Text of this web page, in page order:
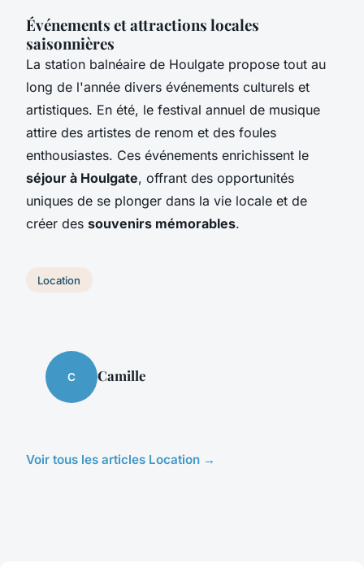
Événements et attractions locales
saisonnières
La station balnéaire de Houlgate propose tout au
long de l'année divers événements culturels et
artistiques. En été, le festival annuel de musique
attire des artistes de renom et des foules
enthousiastes. Ces événements enrichissent le
séjour à Houlgate, offrant des opportunités
uniques de se plonger dans la vie locale et de
créer des souvenirs mémorables.
Location
C Camille
Voir tous les articles Location →